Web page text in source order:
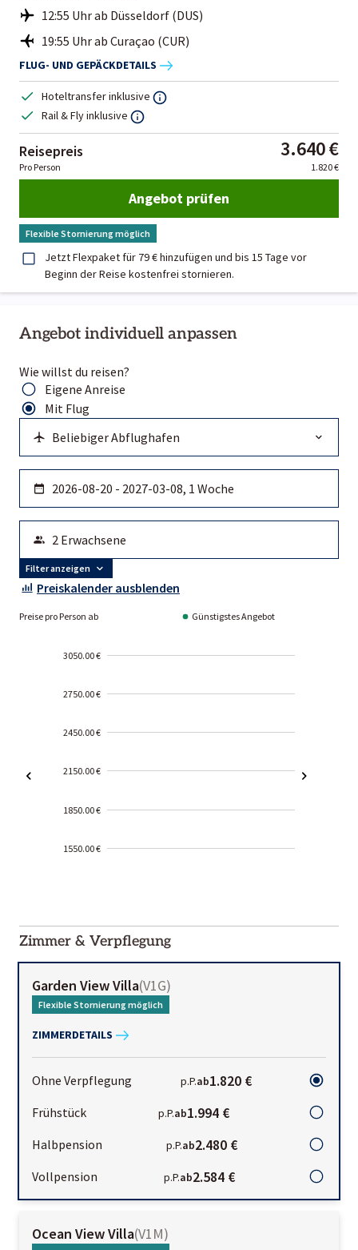
Angebot individuell anpassen
Wie willst du reisen?
Eigene Anreise
Mit Flug
Filter anzeigen
Preiskalender ausblenden
Preise pro Person ab Günstigstes Angebot
3050.00 €
2750.00 €
2450.00 €
2150.00 €
1850.00 €
1550.00 €
01-02
Zimmer & Verpflegung
Garden View Villa(V1G)
Flexible Stornierung möglich
ZIMMERDETAILS
Ohne Verpflegung p.P.ab1.820 €
Frühstück p.P.ab1.994 €
Halbpension p.P.ab2.480 €
Vollpension p.P.ab2.584 €
Ocean View Villa(V1M)
12:55 Uhr ab Düsseldorf (DUS)
19:55 Uhr ab Curaçao (CUR)
FLUG- UND GEPÄCKDETAILS
Hoteltransfer inklusive
Rail & Fly inklusive
Reisepreis 3.640 €
Pro Person 1.820 €
Angebot prüfen
Flexible Stornierung möglich
Jetzt Flexpaket für 79 € hinzufügen und bis 15 Tage vor
Beginn der Reise kostenfrei stornieren.